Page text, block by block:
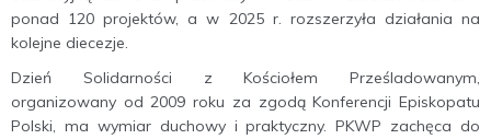
ponad 120 projektów, a w 2025 r. rozszerzyła działania na
kolejne diecezje.
Dzień Solidarności z Kościołem Prześladowanym,
organizowany od 2009 roku za zgodą Konferencji Episkopatu
Polski, ma wymiar duchowy i praktyczny. PKWP zachęca do